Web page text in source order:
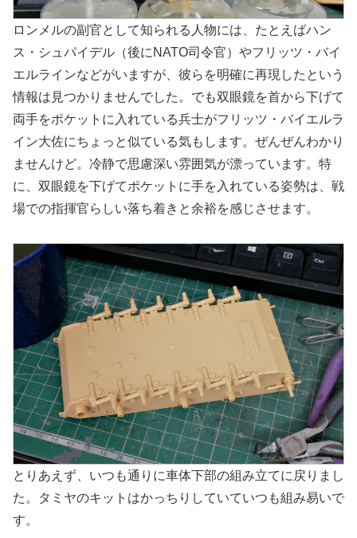
ロンメルの副官として知られる人物には、たとえばハン
ス・シュパイデル（後にNATO司令官）やフリッツ・バイ
エルラインなどがいますが、彼らを明確に再現したという
情報は見つかりませんでした。でも双眼鏡を首から下げて
両手をポケットに入れている兵士がフリッツ・バイエルラ
イン大佐にちょっと似ている気もします。ぜんぜんわかり
ませんけど。冷静で思慮深い雰囲気が漂っています。特
に、双眼鏡を下げてポケットに手を入れている姿勢は、戦
場での指揮官らしい落ち着きと余裕を感じさせます。
とりあえず、いつも通りに車体下部の組み立てに戻りまし
た。タミヤのキットはかっちりしていていつも組み易いで
す。